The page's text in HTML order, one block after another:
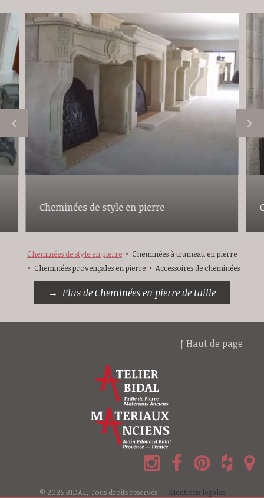
Cheminées de style en pierre
Cheminées de style en pierre
Cheminées à trumeau en pierre
Cheminées provençales en pierre
Accessoires de cheminées
Plus de Cheminées en pierre de taille
↑ Haut de page
© 2026 BIDAL, Tous droits réservés — Mentions légales